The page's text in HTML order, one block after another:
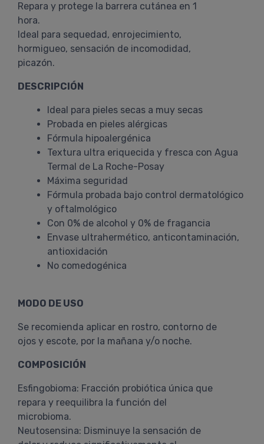
Repara y protege la barrera cutánea en 1
hora.
Ideal para sequedad, enrojecimiento,
hormigueo, sensación de incomodidad,
picazón.
DESCRIPCIÓN
Ideal para pieles secas a muy secas
Probada en pieles alérgicas
Fórmula hipoalergénica
Textura ultra eriquecida y fresca con Agua
Termal de La Roche-Posay
Máxima seguridad
Fórmula probada bajo control dermatológico
y oftalmológico
Con 0% de alcohol y 0% de fragancia
Envase ultrahermético, anticontaminación,
antioxidación
No comedogénica
MODO DE USO
Se recomienda aplicar en rostro, contorno de
ojos y escote, por la mañana y/o noche.
COMPOSICIÓN
Esfingobioma: Fracción probiótica única que
repara y reequilibra la función del
microbioma.
Neutosensina: Disminuye la sensación de